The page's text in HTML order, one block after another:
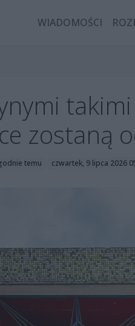
WIADOMOŚCI
zostaną
temu czwartek, 9 lipca 2026